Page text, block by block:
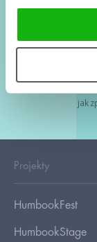
Tvá e-mailová
jak
Projekty
HumbookFest
HumbookStage